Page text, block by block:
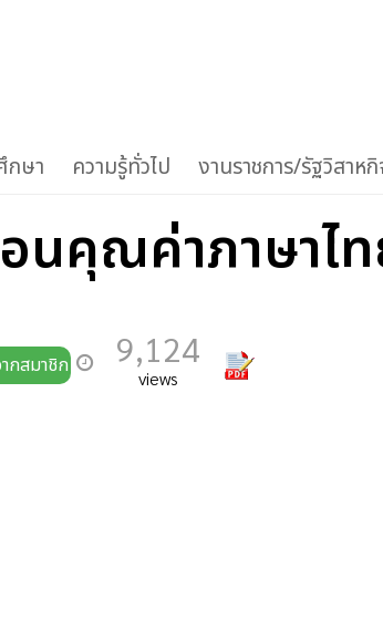
กษา ความรู้ทั่วไป งานราชการ/รัฐวิสาห
นคุณค่าภาษาไ
ากสมาชิก 9,124
views